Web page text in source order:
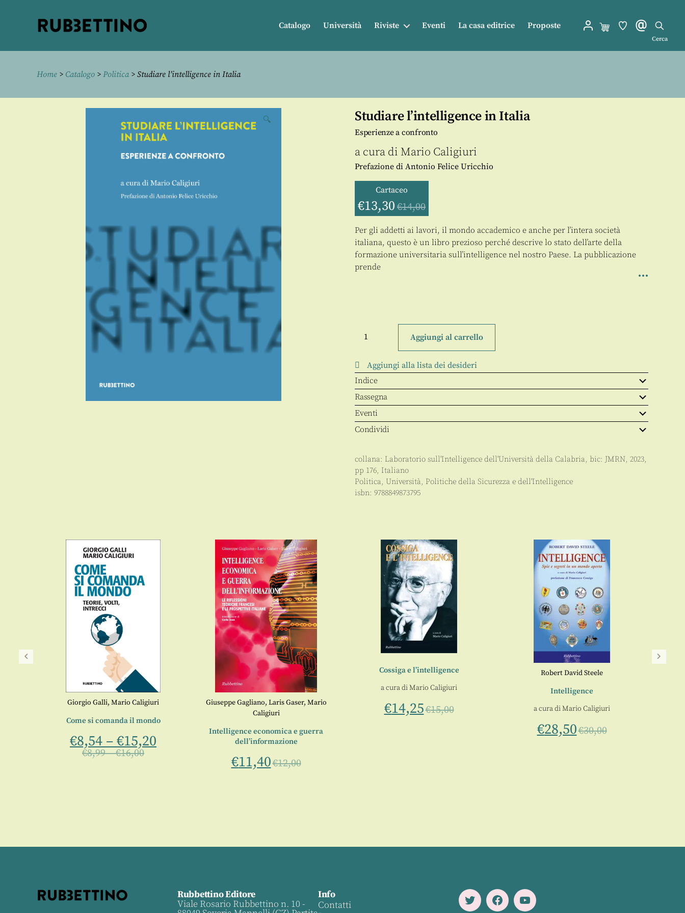
Catalogo Università Riviste Eventi La casa editrice Proposte
Cerca
Home > Catalogo > Politica> Studiare l’intelligence in Italia
🔍 Studiare l’intelligence in Italia
Esperienze a confronto
a cura di Mario Caligiuri
Prefazione di Antonio Felice Uricchio
Cartaceo
€13,30 €14,00
Per gli addetti ai lavori, il mondo accademico e anche per l’intera società
italiana, questo è un libro prezioso perché descrive lo stato dell’arte della
formazione universitaria sull’intelligence nel nostro Paese. La pubblicazione
prende
l'intelligence
quantità
Aggiungi al carrello
Aggiungi alla lista dei desideri
Indice
Rassegna
Eventi
Condividi
collana: Laboratorio sull'Intelligence dell'Università della Calabria, bic: JMRN, 2023,
pp 176, Italiano
Politica, Università, Politiche della Sicurezza e dell'Intelligence
isbn: 9788849873795
Giorgio Galli, Mario Caligiuri
Come si comanda il mondo
€8,54 – €15,20
€8,99–€16,00
Giuseppe Gagliano, Laris Gaser, Mario
Caligiuri
Intelligence economica e guerra
dell’informazione
€11,40€12,00
Cossiga e l’intelligence
a cura diMario Caligiuri
€14,25€15,00
Robert David Steele
Intelligence
a cura diMario Caligiuri
€28,50€30,00
Rubbettino Editore
Viale Rosario Rubbettino n. 10 -
Info
Contatti
TwitterFacebookYoutube